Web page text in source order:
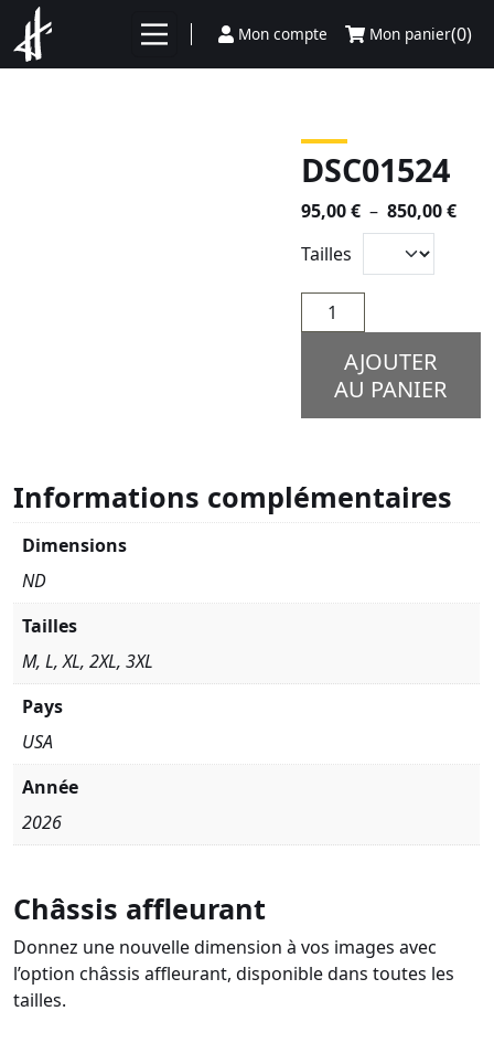
Aller au contenu
Mon compte Mon panier(0)
DSC01524
95,00€ – 850,00€
Tailles
quantité
de
DSC01524
AJOUTER
AU PANIER
Châssis affleurant
Donnez une nouvelle dimension à vos images avec
l’option châssis affleurant, disponible dans toutes les
tailles.
Informations complémentaires
Dimensions
ND
Tailles
M, L, XL, 2XL, 3XL
Pays
USA
Année
2026